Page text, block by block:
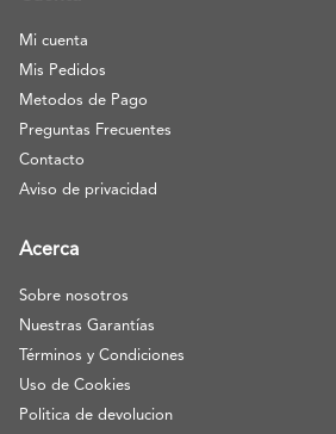
Mi cuenta
Mis Pedidos
Metodos de Pago
Preguntas Frecuentes
Contacto
Aviso de privacidad
Acerca
Sobre nosotros
Nuestras Garantías
Términos y Condiciones
Uso de Cookies
Politica de devolucion